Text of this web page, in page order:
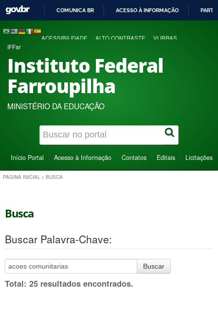
COMUNICA BR ACESSO À INFORMAÇÃO
ACESSIBILIDADE ALTO CONTRASTE VLIBRAS
IFFar
Instituto Federal
Farroupilha
MINISTÉRIO DA EDUCAÇÃO
Início Portal Acesso à Informação Contatos Editais Licitações
PÁGINA INICIAL > BUSCA
Busca
Buscar Palavra-Chave:
Buscar
Total: 25 resultados encontrados.